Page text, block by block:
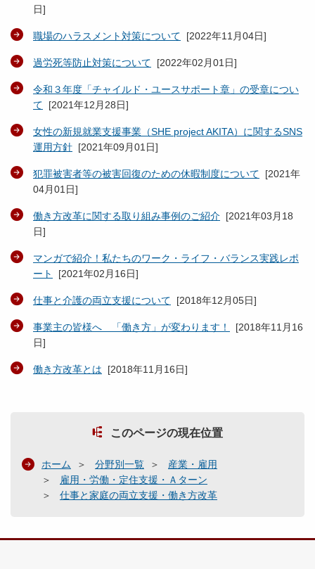
日]
職場のハラスメント対策について [2022年11月04日]
過労死等防止対策について [2022年02月01日]
令和３年度「チャイルド・ユースサポート章」の受章につい
て [2021年12月28日]
女性の新規就業支援事業（SHE project AKITA）に関するSNS
運用方針 [2021年09月01日]
犯罪被害者等の被害回復のための休暇制度について [2021年
04月01日]
働き方改革に関する取り組み事例のご紹介 [2021年03月18
日]
マンガで紹介！私たちのワーク・ライフ・バランス実践レポ
ート
[2021年02月16日]
仕事と介護の両立支援について [2018年12月05日]
事業主の皆様へ 「働き方」が変わります！ [2018年11月16
日]
働き方改革とは [2018年11月16日]
このページの現在位置
ホーム 分野別一覧
産業・雇用
雇用・労働・定住支援・Ａターン
仕事と家庭の両立支援・働き方改革